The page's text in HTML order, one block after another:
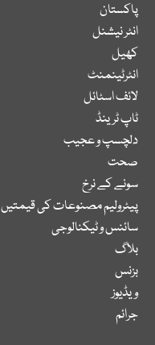
پاکستان
انٹر نیشنل
کھیل
انٹرٹینمنٹ
لائف اسٹائل
ٹاپ ٹرینڈ
دلچسپ و عجیب
صحت
سونے کے نرخ
پیٹرولیم مصنوعات کی قیمتیں
سائنس و ٹیکنالوجی
بلاگ
بزنس
ویڈیوز
جرائم